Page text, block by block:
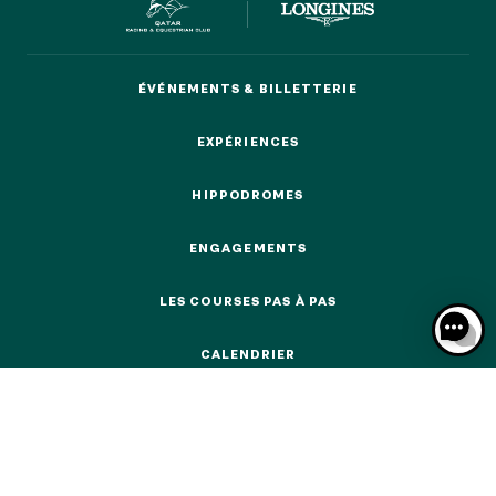
ÉVÉNEMENTS & BILLETTERIE
EXPÉRIENCES
HIPPODROMES
ENGAGEMENTS
LES COURSES PAS À PAS
CALENDRIER
CALENDRIER